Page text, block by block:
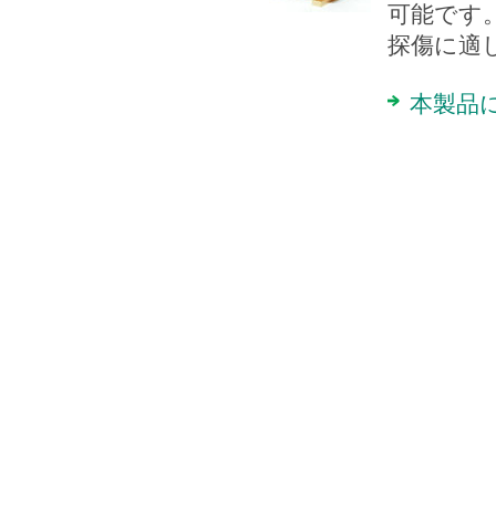
可能です
探傷に適
本製品